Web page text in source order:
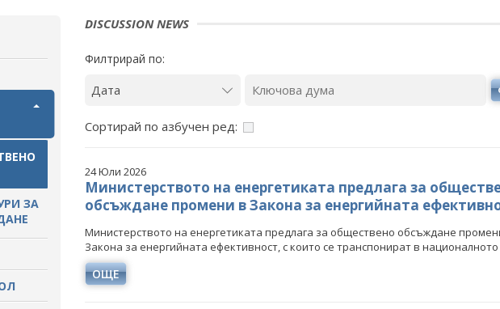
ЗА
DISCUSSION NEWS
Филтрирай по:
Сортирай по азбучен ред:
24 Юли 2026
Министерството на енергетиката предлага за
обсъждане промени в Закона за енергийната
Министерството на енергетиката предлага за обществено обсъждане
Закона за енергийната ефективност, с които се транспонират в националното
ОЩЕ